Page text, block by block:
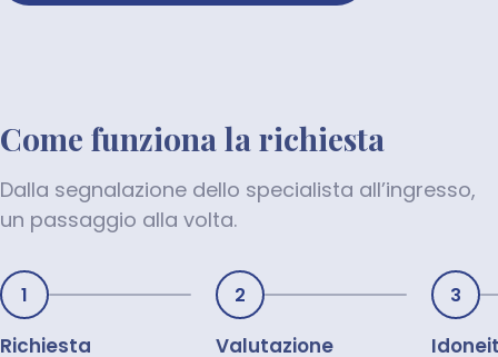
Come funziona la richiesta
Dalla segnalazione dello specialista all’ingresso,
un passaggio alla volta.
1
Richiesta
2
Valutazione
3